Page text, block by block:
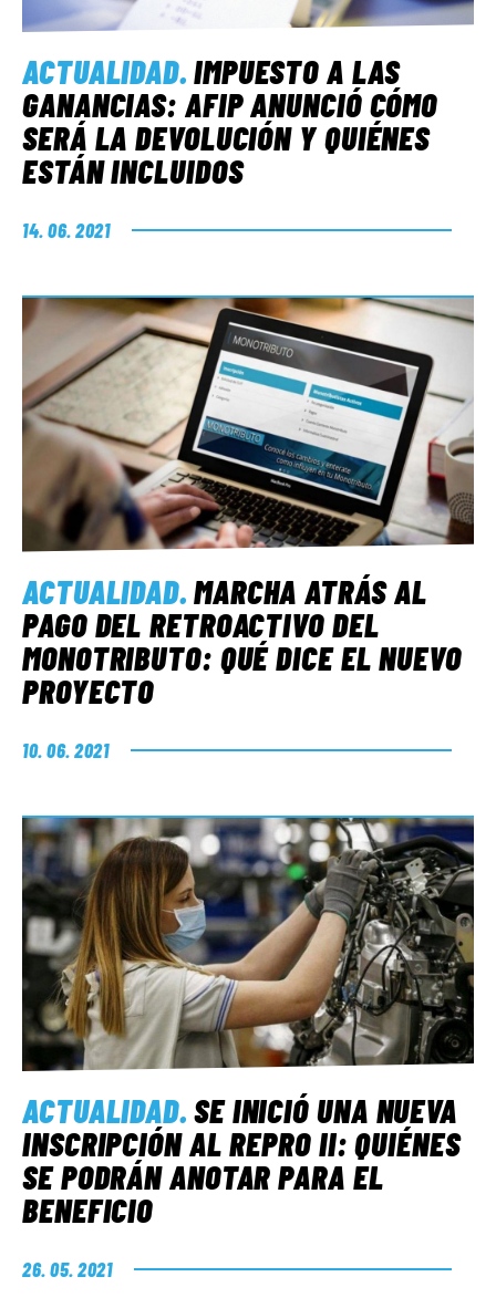
ACTUALIDAD.IMPUESTO A LAS
GANANCIAS: AFIP ANUNCIÓ CÓMO
SERÁ LA DEVOLUCIÓN Y QUIÉNES
ESTÁN INCLUIDOS
14. 06. 2021
ACTUALIDAD.MARCHA ATRÁS AL
PAGO DEL RETROACTIVO DEL
MONOTRIBUTO: QUÉ DICE EL NUEVO
PROYECTO
10. 06. 2021
ACTUALIDAD.SE INICIÓ UNA NUEVA
INSCRIPCIÓN AL REPRO II: QUIÉNES
SE PODRÁN ANOTAR PARA EL
BENEFICIO
26. 05. 2021